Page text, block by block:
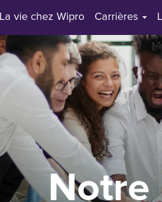
La vie chez Wipro Carrières
Notre